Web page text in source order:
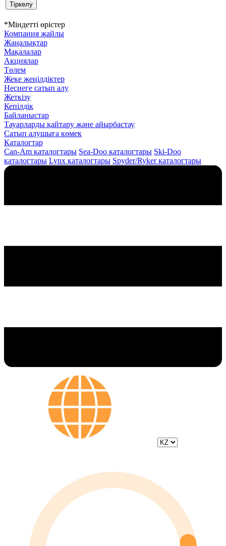
*Міндетті өрістер
Компания жайлы
Жаңалықтар
Мақалалар
Акциялар
Төлем
Жеке жеңілдіктер
Несиеге сатып алу
Жеткізу
Кепілдік
Байланыстар
Тауарларды қайтару және айырбастау
Сатып алушыға көмек
Каталогтар
Can-Am каталогтары Sea-Doo каталогтары Ski-Doo
каталогтары Lynx каталогтары Spyder/Ryker каталогтары